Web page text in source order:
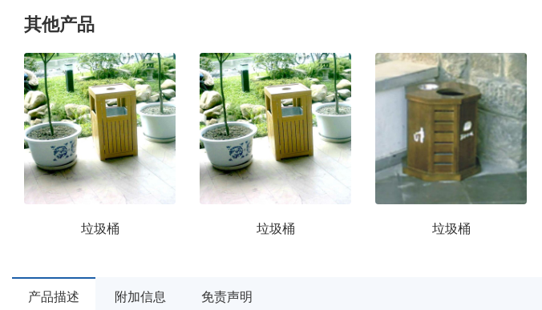
其他产品
垃圾桶 垃圾桶 垃圾桶
产品描述 附加信息 免责声明